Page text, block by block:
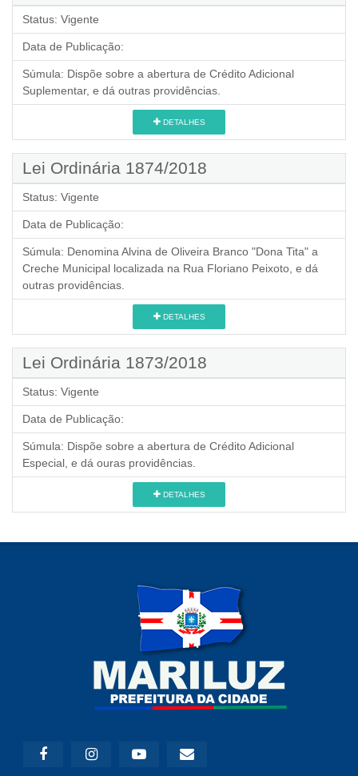
Status: Vigente
Data de Publicação:
Súmula: Dispõe sobre a abertura de Crédito Adicional
Suplementar, e dá outras providências.
DETALHES
Lei Ordinária 1874/2018
Status: Vigente
Data de Publicação:
Súmula: Denomina Alvina de Oliveira Branco "Dona Tita" a
Creche Municipal localizada na Rua Floriano Peixoto, e dá
outras providências.
DETALHES
Lei Ordinária 1873/2018
Status: Vigente
Data de Publicação:
Súmula: Dispõe sobre a abertura de Crédito Adicional
Especial, e dá ouras providências.
DETALHES